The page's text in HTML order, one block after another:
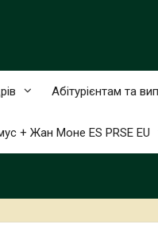
Абітурієнтам та
+ Жан Моне ES PRSE EU